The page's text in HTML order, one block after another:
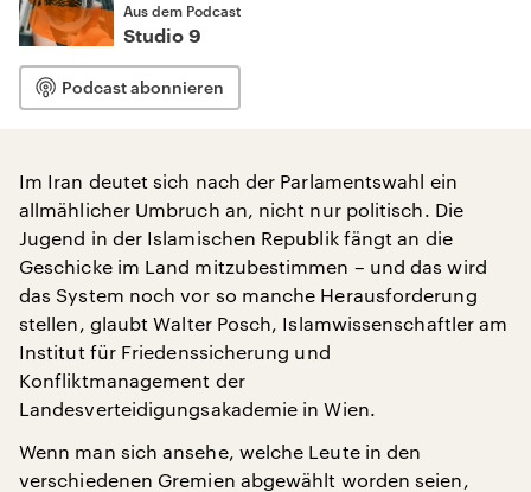
Aus dem Podcast
Studio 9
Podcast abonnieren
Im Iran deutet sich nach der Parlamentswahl ein
allmählicher Umbruch an, nicht nur politisch. Die
Jugend in der Islamischen Republik fängt an die
Geschicke im Land mitzubestimmen – und das wird
das System noch vor so manche Herausforderung
stellen, glaubt Walter Posch, Islamwissenschaftler am
Institut für Friedenssicherung und
Konfliktmanagement der
Landesverteidigungsakademie in Wien.
Wenn man sich ansehe, welche Leute in den
verschiedenen Gremien abgewählt worden seien,